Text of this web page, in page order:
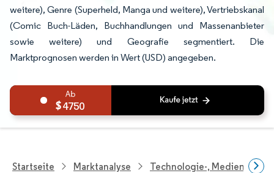
weitere), Genre (Superheld, Manga und weitere), Vertriebskanal
(Comic Buch-Läden, Buchhandlungen und Massenanbieter
sowie weitere) und Geografie segmentiert. Die
Marktprognosen werden in Wert (USD) angegeben.
4750
Startseite Marktanalyse Technologie-, Medien- Und